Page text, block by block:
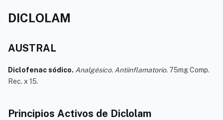
DICLOLAM
AUSTRAL
Diclofenac sódico. Analgésico. Antiinflamatorio. 75mg Comp.
Rec. x 15.
Principios Activos de Diclolam